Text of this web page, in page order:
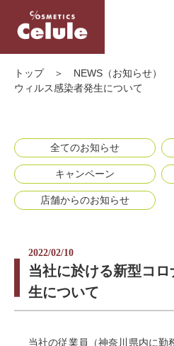
トップ＞ NEWS（お知らせ）
ウィルス感染者発生について
全てのお知らせ
キャンペーン
店舗からのお知らせ
2022/02/10
当社に於ける新型コ
生について
当社の従業員（神奈川県内に勤